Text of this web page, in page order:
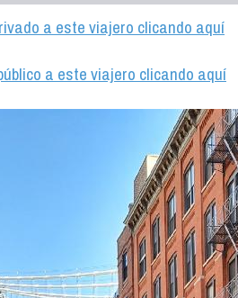
a este viajero clicando aquí
a este viajero clicando aquí